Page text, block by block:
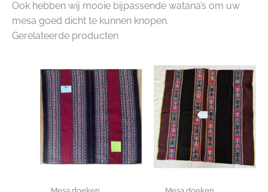
Ook hebben wij mooie bijpassende watana’s om uw
mesa goed dicht te kunnen knopen.
Gerelateerde producten